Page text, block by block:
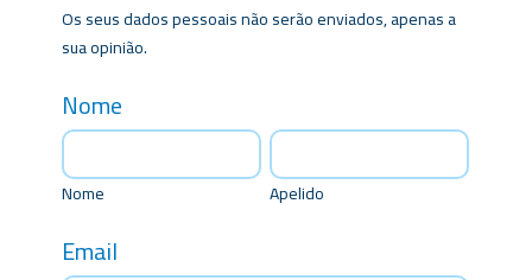
Os seus dados pessoais não serão enviados, apenas a
sua opinião.
Nome
Nome
Nome
Apelido
Apelido
Email